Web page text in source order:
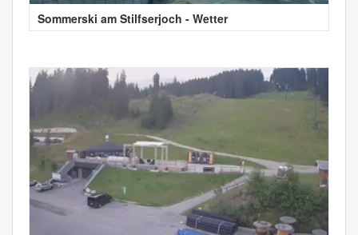
Sommerski am Stilfserjoch - Wetter